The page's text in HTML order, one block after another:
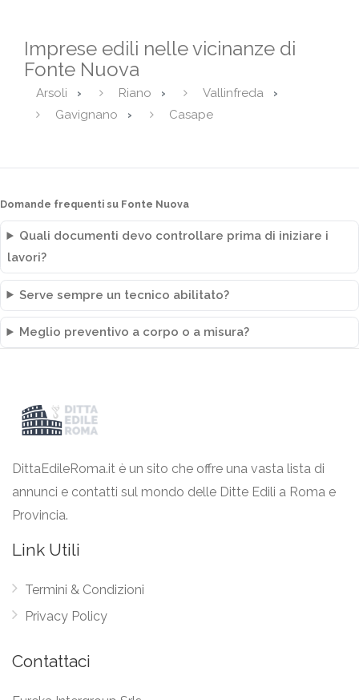
Imprese edili nelle vicinanze di
Fonte Nuova
Arsoli Riano
Vallinfreda
Gavignano
Casape
Domande frequenti su Fonte Nuova
Quali documenti devo controllare prima di iniziare i
lavori?
Serve sempre un tecnico abilitato?
Meglio preventivo a corpo o a misura?
DittaEdileRoma.it è un sito che offre una vasta lista di
annunci e contatti sul mondo delle Ditte Edili a Roma e
Provincia.
Link Utili
Termini & Condizioni
Privacy Policy
Contattaci